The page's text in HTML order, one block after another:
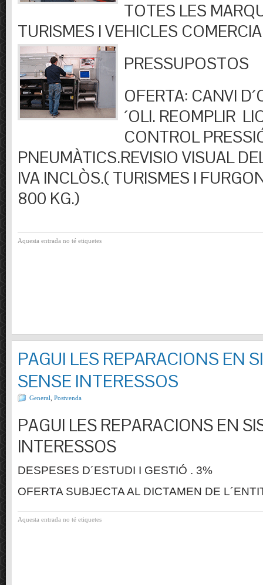
TOTES LES
TURISMES I VEHICLES
PRESSUPOSTOS
OFERTA: CANVI
´OLI. REOMPLIR
CONTROL
PNEUMÀTICS.REVISIO VISUAL
IVA INCLÒS.( TURISMES I
800 KG.)
Aquesta entrada no té etiquetes
PAGUI LES REPARACIONS EN
SENSE INTERESSOS
General Postvenda
PAGUI LES REPARACIONS EN
INTERESSOS
DESPESES D´ESTUDI I GESTIÓ . 3%
OFERTA SUBJECTA AL DICTAMEN DE
Aquesta entrada no té etiquetes